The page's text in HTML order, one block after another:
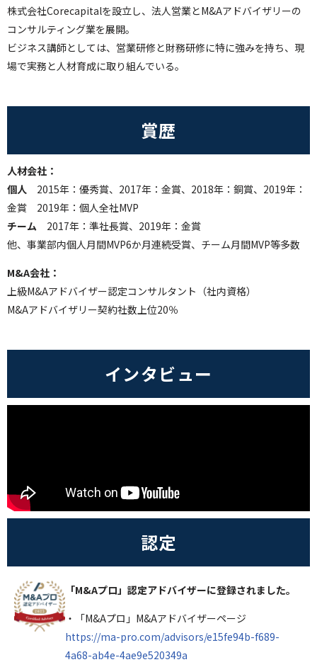
株式会社Corecapitalを設立し、法人営業とM&Aアドバイザリーの
コンサルティング業を展開。
ビジネス講師としては、営業研修と財務研修に特に強みを持ち、現
場で実務と人材育成に取り組んでいる。
賞歴
人材会社：
個人 2015年：優秀賞、2017年：金賞、2018年：銅賞、2019年：
金賞 2019年：個人全社MVP
チーム 2017年：準社長賞、2019年：金賞
他、事業部内個人月間MVP6か月連続受賞、チーム月間MVP等多数
M&A会社：
上級M&Aアドバイザー認定コンサルタント（社内資格）
M&Aアドバイザリー契約社数上位20％
インタビュー
認定
「M&Aプロ」認定アドバイザーに登録されました。
・「M&Aプロ」M&Aアドバイザーページ
https://ma-pro.com/advisors/e15fe94b-f689-
4a68-ab4e-4ae9e520349a